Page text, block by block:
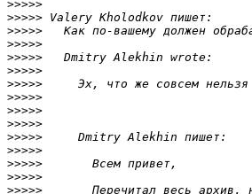
>>>>>
>>>>>
>>>>>
>>>>>
>>>>>
>>>>>
>>>>>
>>>>>
>>>>>
>>>>>
>>>>>
>>>>>
>>>>>
>>>>>
>>>>>